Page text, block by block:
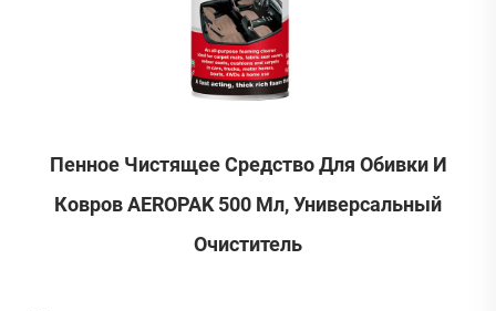
Пенное Чистящее Средство Для Обивки И
Ковров AEROPAK 500 Мл, Универсальный
Очиститель